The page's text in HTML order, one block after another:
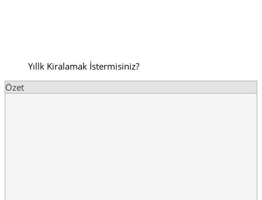
Yıllk Kiralamak İstermisiniz?
Özet